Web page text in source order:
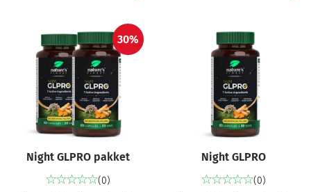
30%
Night GLPRO pakket
(0)
Night GLPRO
(0)